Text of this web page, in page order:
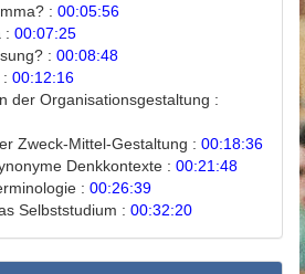
: 00:05:56
: 00:07:25
: 00:08:48
00:12:16
der Organisationsgestaltung :
Zweck-Mittel-Gestaltung : 00:18:36
Denkkontexte : 00:21:48
: 00:26:39
Selbststudium : 00:32:20